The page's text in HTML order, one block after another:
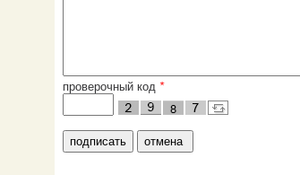
проверочный код *